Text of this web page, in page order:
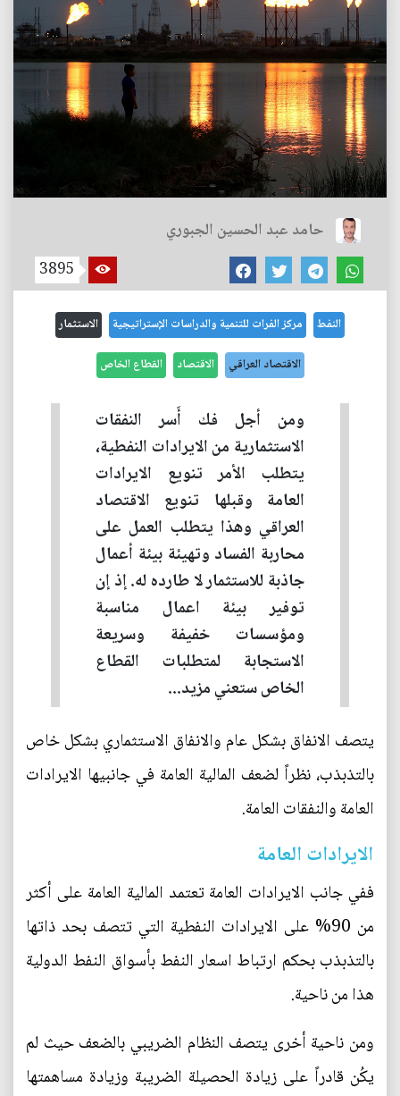
حامد عبد الحسين الجبوري
3895
النفط مركز الفرات للتنمية والدراسات الإستراتيجية الاستثمار
الاقتصاد العراقي الاقتصاد القطاع الخاص
ومن أجل فك أَسر النفقات
الاستثمارية من الايرادات النفطية،
يتطلب الأمر تنويع الايرادات
العامة وقبلها تنويع الاقتصاد
العراقي وهذا يتطلب العمل على
محاربة الفساد وتهيئة بيئة أعمال
جاذبة للاستثمار لا طارده له. إذ إن
توفير بيئة اعمال مناسبة
ومؤسسات خفيفة وسريعة
الاستجابة لمتطلبات القطاع
الخاص ستعني مزيد...
يتصف الانفاق بشكل عام والانفاق الاستثماري بشكل خاص
بالتذبذب، نظراً لضعف المالية العامة في جانبيها الايرادات
العامة والنفقات العامة.
الايرادات العامة
ففي جانب الايرادات العامة تعتمد المالية العامة على أكثر
من 90% على الايرادات النفطية التي تتصف بحد ذاتها
بالتذبذب بحكم ارتباط اسعار النفط بأسواق النفط الدولية
هذا من ناحية.
ومن ناحية أخرى يتصف النظام الضريبي بالضعف حيث لم
يكُن قادراً على زيادة الحصيلة الضريبة وزيادة مساهمتها